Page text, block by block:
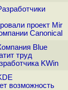
проект Mir
Canonical
Blue
труд
KWin
возможность